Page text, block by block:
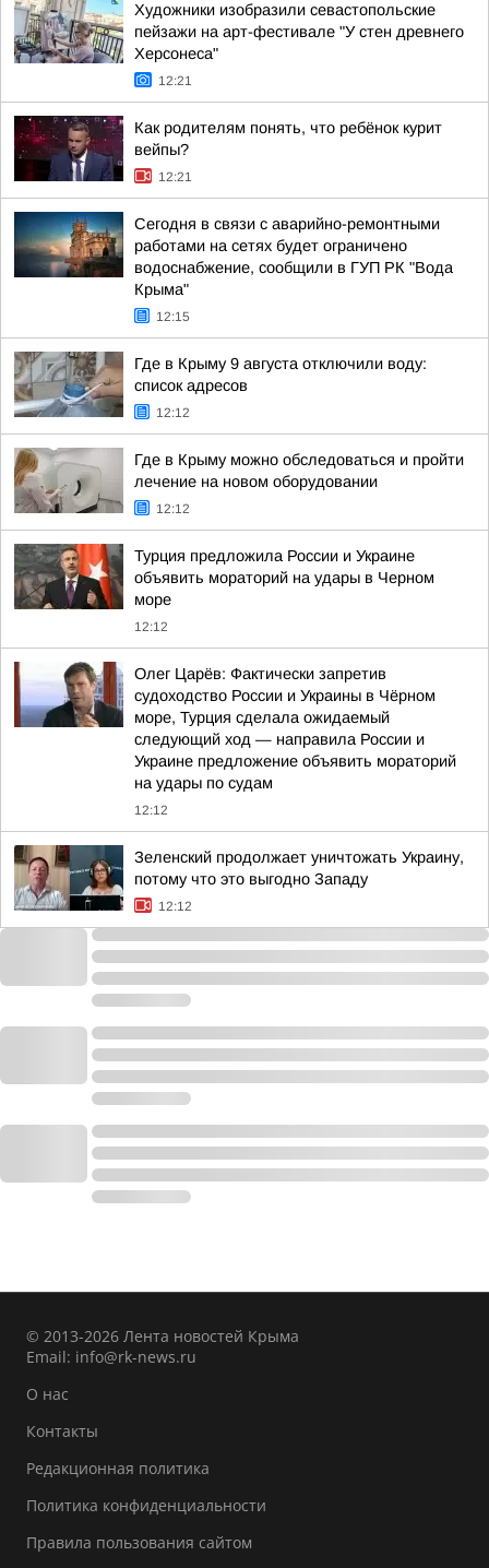
Художники изобразили севастопольские
пейзажи на арт-фестивале "У стен древнего
Херсонеса"
12:21
Как родителям понять, что ребёнок курит
вейпы?
12:21
Сегодня в связи с аварийно-ремонтными
работами на сетях будет ограничено
водоснабжение, сообщили в ГУП РК "Вода
Крыма"
12:15
Где в Крыму 9 августа отключили воду:
список адресов
12:12
Где в Крыму можно обследоваться и пройти
лечение на новом оборудовании
12:12
Турция предложила России и Украине
объявить мораторий на удары в Черном
море
12:12
Олег Царёв: Фактически запретив
судоходство России и Украины в Чёрном
море, Турция сделала ожидаемый
следующий ход — направила России и
Украине предложение объявить мораторий
на удары по судам
12:12
Зеленский продолжает уничтожать Украину,
потому что это выгодно Западу
12:12
© 2013-2026 Лента новостей Крыма
Email: info@rk-news.ru
О нас
Контакты
Редакционная политика
Политика конфиденциальности
Правила пользования сайтом